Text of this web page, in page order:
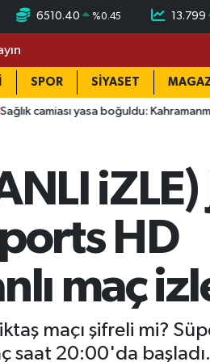
6510.40 %0.45 13.799
SPOR SİYASET
yasa boğuldu: Kahramanmaraşlı
iZLE)
HD
maç
maçı şifreli mi?
saat 20:00'da başladı.